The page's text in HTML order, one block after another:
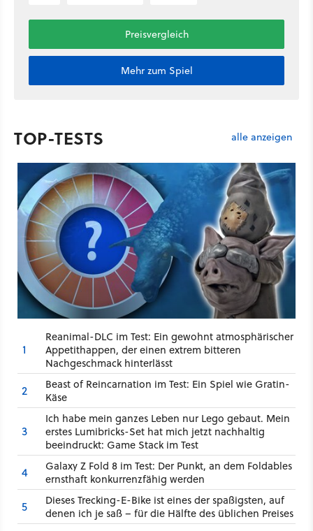
Preisvergleich
Mehr zum Spiel
TOP-TESTS alle anzeigen
1
Reanimal-DLC im Test: Ein gewohnt atmosphärischer
Appetithappen, der einen extrem bitteren
Nachgeschmack hinterlässt
2
Beast of Reincarnation im Test: Ein Spiel wie Gratin-
Käse
3
Ich habe mein ganzes Leben nur Lego gebaut. Mein
erstes Lumibricks-Set hat mich jetzt nachhaltig
beeindruckt: Game Stack im Test
4
Galaxy Z Fold 8 im Test: Der Punkt, an dem Foldables
ernsthaft konkurrenzfähig werden
5
Dieses Trecking-E-Bike ist eines der spaßigsten, auf
denen ich je saß – für die Hälfte des üblichen Preises